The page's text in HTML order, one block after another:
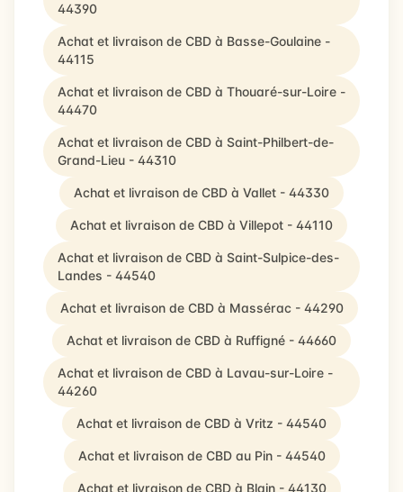
44390
Achat et livraison de CBD à Basse-Goulaine -
44115
Achat et livraison de CBD à Thouaré-sur-Loire -
44470
Achat et livraison de CBD à Saint-Philbert-de-
Grand-Lieu - 44310
Achat et livraison de CBD à Vallet - 44330
Achat et livraison de CBD à Villepot - 44110
Achat et livraison de CBD à Saint-Sulpice-des-
Landes - 44540
Achat et livraison de CBD à Massérac - 44290
Achat et livraison de CBD à Ruffigné - 44660
Achat et livraison de CBD à Lavau-sur-Loire -
44260
Achat et livraison de CBD à Vritz - 44540
Achat et livraison de CBD au Pin - 44540
Achat et livraison de CBD à Blain - 44130